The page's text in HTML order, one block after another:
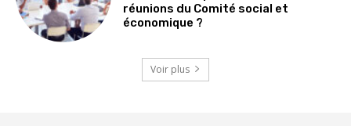
réunions du Comité social et
économique ?
Voir plus